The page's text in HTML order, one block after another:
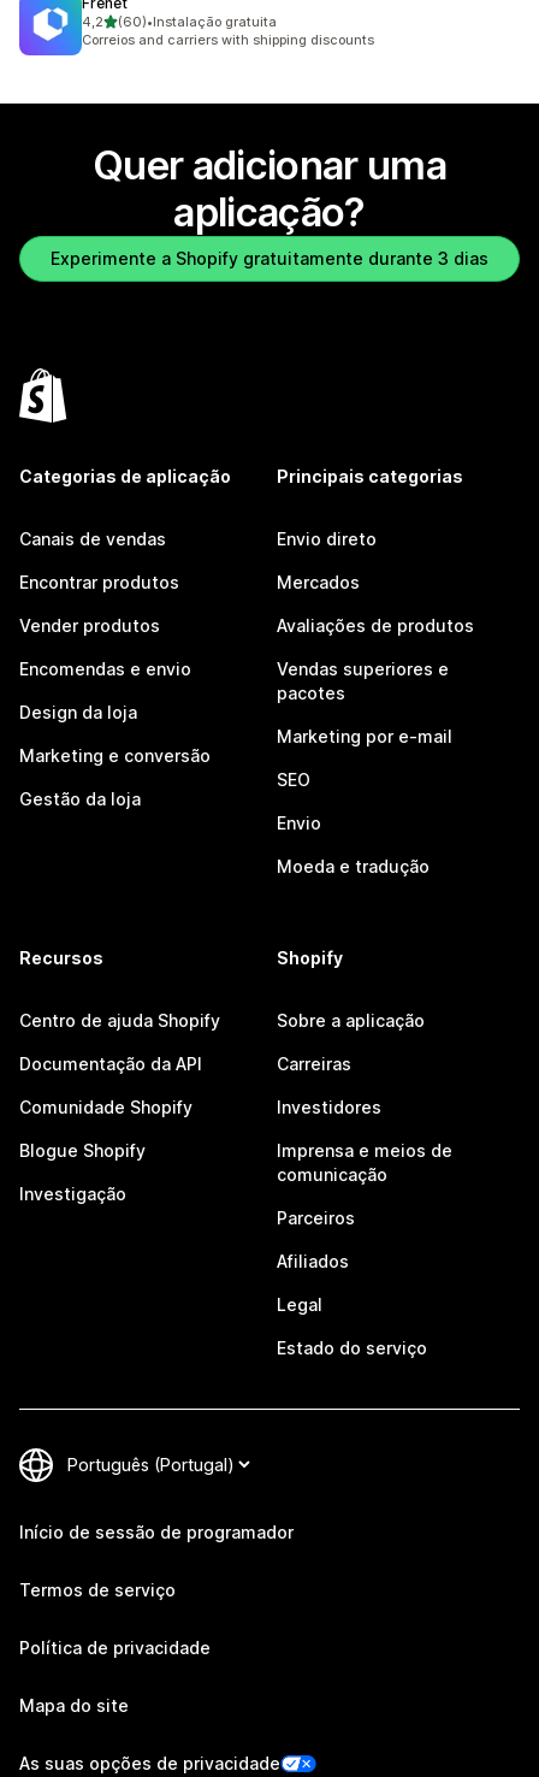
4,2de 5 estrelas
(60)
60 total de avaliações
•Instalação gratuita
Correios and carriers with shipping discounts
Quer adicionar uma
aplicação?
Experimente a Shopify gratuitamente durante 3 dias
Categorias de aplicação
Canais de vendas
Encontrar produtos
Vender produtos
Encomendas e envio
Design da loja
Marketing e conversão
Gestão da loja
Principais categorias
Envio direto
Mercados
Avaliações de produtos
Vendas superiores e
pacotes
Marketing por e-mail
SEO
Envio
Moeda e tradução
Recursos
Centro de ajuda Shopify
Documentação da API
Comunidade Shopify
Blogue Shopify
Investigação
Shopify
Sobre a aplicação
Carreiras
Investidores
Imprensa e meios de
comunicação
Parceiros
Afiliados
Legal
Estado do serviço
Início de sessão de programador
Termos de serviço
Política de privacidade
Mapa do site
As suas opções de privacidade